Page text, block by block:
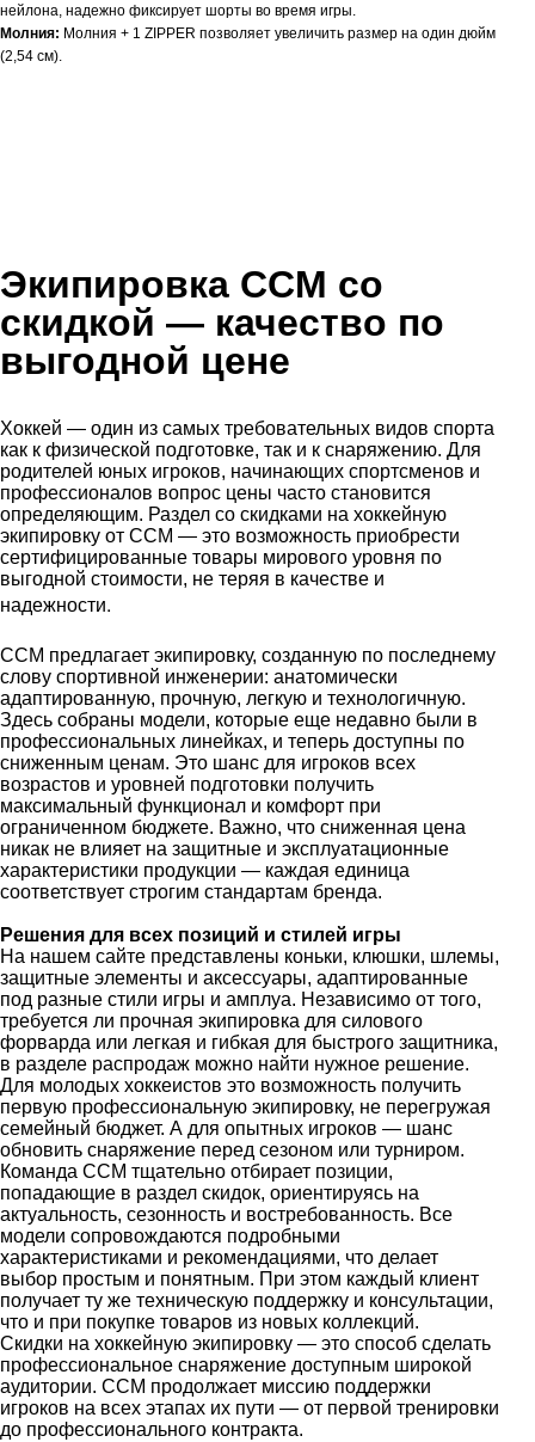
нейлона, надежно фиксирует шорты во время игры.
Молния: Молния + 1 ZIPPER позволяет увеличить размер на один дюйм
(2,54 см).
Экипировка CCM со
скидкой — качество по
выгодной цене
Хоккей — один из самых требовательных видов спорта
как к физической подготовке, так и к снаряжению. Для
родителей юных игроков, начинающих спортсменов и
профессионалов вопрос цены часто становится
определяющим. Раздел со скидками на хоккейную
экипировку от CCM — это возможность приобрести
сертифицированные товары мирового уровня по
выгодной стоимости, не теряя в качестве и
надежности.
CCM предлагает экипировку, созданную по последнему
слову спортивной инженерии: анатомически
адаптированную, прочную, легкую и технологичную.
Здесь собраны модели, которые еще недавно были в
профессиональных линейках, и теперь доступны по
сниженным ценам. Это шанс для игроков всех
возрастов и уровней подготовки получить
максимальный функционал и комфорт при
ограниченном бюджете. Важно, что сниженная цена
никак не влияет на защитные и эксплуатационные
характеристики продукции — каждая единица
соответствует строгим стандартам бренда.
Решения для всех позиций и стилей игры
На нашем сайте представлены коньки, клюшки, шлемы,
защитные элементы и аксессуары, адаптированные
под разные стили игры и амплуа. Независимо от того,
требуется ли прочная экипировка для силового
форварда или легкая и гибкая для быстрого защитника,
в разделе распродаж можно найти нужное решение.
Для молодых хоккеистов это возможность получить
первую профессиональную экипировку, не перегружая
семейный бюджет. А для опытных игроков — шанс
обновить снаряжение перед сезоном или турниром.
Команда CCM тщательно отбирает позиции,
попадающие в раздел скидок, ориентируясь на
актуальность, сезонность и востребованность. Все
модели сопровождаются подробными
характеристиками и рекомендациями, что делает
выбор простым и понятным. При этом каждый клиент
получает ту же техническую поддержку и консультации,
что и при покупке товаров из новых коллекций.
Скидки на хоккейную экипировку — это способ сделать
профессиональное снаряжение доступным широкой
аудитории. CCM продолжает миссию поддержки
игроков на всех этапах их пути — от первой тренировки
до профессионального контракта.